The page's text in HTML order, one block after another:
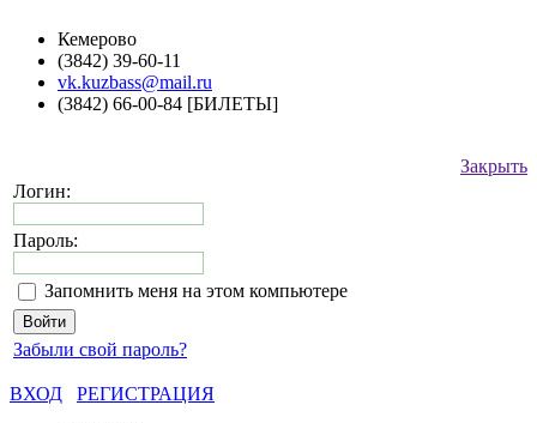
Кемерово
(3842) 39-60-11
vk.kuzbass@mail.ru
(3842) 66-00-84 [БИЛЕТЫ]
Закрыть
Логин:
Пароль:
Запомнить меня на этом компьютере
Забыли свой пароль?
ВХОД
РЕГИСТРАЦИЯ